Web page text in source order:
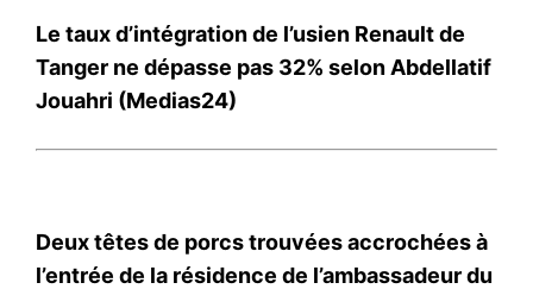
Le taux d’intégration de l’usien Renault de
Tanger ne dépasse pas 32% selon Abdellatif
Jouahri (Medias24)
Deux têtes de porcs trouvées accrochées à
l’entrée de la résidence de l’ambassadeur du